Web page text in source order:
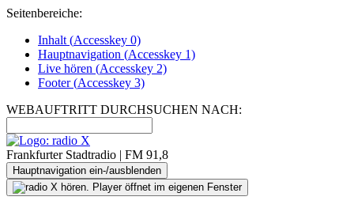
Seitenbereiche:
Inhalt (Accesskey 0)
Hauptnavigation (Accesskey 1)
Live hören (Accesskey 2)
Footer(Accesskey 3)
WEBAUFTRITT DURCHSUCHEN NACH:
Frankfurter Stadtradio | FM 91,8
Hauptnavigation ein-/ausblenden